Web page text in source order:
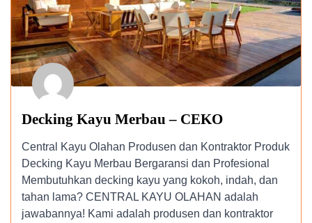
Decking Kayu Merbau – CEKO
Central Kayu Olahan Produsen dan Kontraktor Produk
Decking Kayu Merbau Bergaransi dan Profesional
Membutuhkan decking kayu yang kokoh, indah, dan
tahan lama? CENTRAL KAYU OLAHAN adalah
jawabannya! Kami adalah produsen dan kontraktor